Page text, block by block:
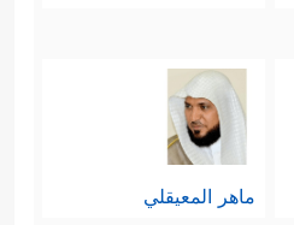
ماهر المعيقلي